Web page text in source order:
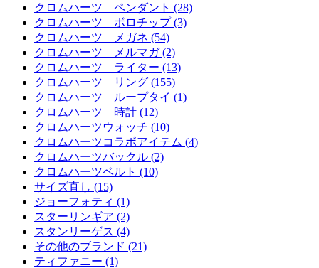
クロムハーツ ペンダント (28)
クロムハーツ ボロチップ (3)
クロムハーツ メガネ (54)
クロムハーツ メルマガ (2)
クロムハーツ ライター (13)
クロムハーツ リング (155)
クロムハーツ ループタイ (1)
クロムハーツ 時計 (12)
クロムハーツウォッチ (10)
クロムハーツコラボアイテム (4)
クロムハーツバックル (2)
クロムハーツベルト (10)
サイズ直し (15)
ジョーフォティ (1)
スターリンギア (2)
スタンリーゲス (4)
その他のブランド (21)
ティファニー (1)